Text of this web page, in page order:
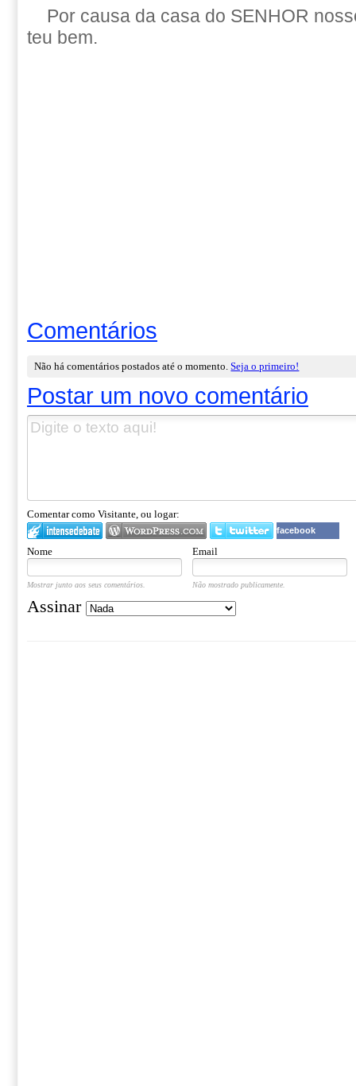
Por causa da casa do SENHOR
teu bem.
Comentários
Não há comentários postados até o momento.Seja o primeiro!
Postar um novo comentário
Comentar como Visitante, ou logar:
facebook
Nome Email
Mostrar junto aos seus comentários. Não mostrado publicamente.
Assinar